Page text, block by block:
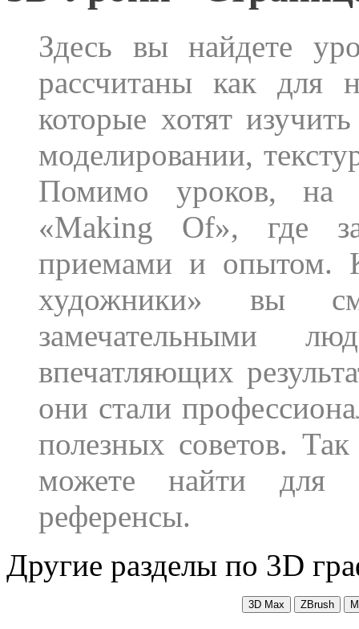
Здесь вы найдете
рассчитаны как для
которые хотят
моделировании,
Помимо уроков, на
«Making Of», где
приемами и опытом.
художники» вы
замечательными
впечатляющих
они стали
полезных советов.
можете найти для
референсы.
Другие разделы по 3D
3D Max ZBrush